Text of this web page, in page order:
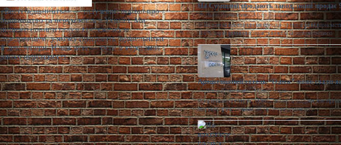
«Весті будівництва» — галузевий портал про
будівництво та нерухомість в Україні. Ми
пишемо новини галузі та стежимо за
середовищем, у якому працюють будівельники
й девелопери. Наша мета — бути в курсі змін
ринку нерухомості.
На Сумщині продають завод, який продає
Діана Ярмоленко
Сер 7, 2026
У Конотопі виставили на продаж діюче
100% корпоративних прав діючого агропереробного
Арештований готель “Одеса” може стати
Діана Ярмоленко
Сер 7, 2026
Арештований готель "Одеса" можуть віддати для
першим арештованим об’єктом нерухомості,